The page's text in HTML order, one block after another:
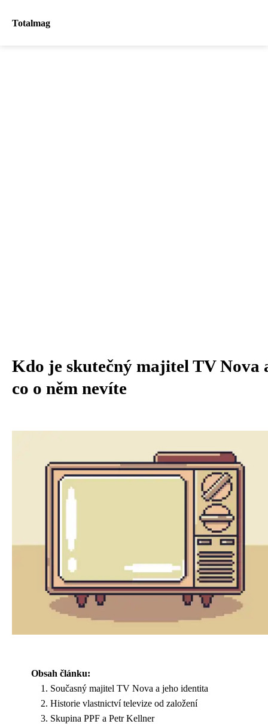
Totalmag
Kdo je skutečný majitel TV Nova
co o něm nevíte
Obsah článku:
Současný majitel TV Nova a jeho identita
Historie vlastnictví televize od založení
Skupina PPF a Petr Kellner